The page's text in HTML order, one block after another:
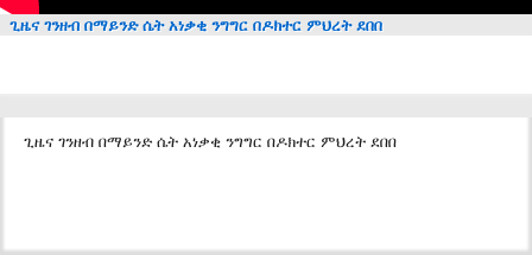
ጊዜና ገንዘብ በማይንድ ሴት አነቃቂ ንግግር በዶክተር ምህረት ደበበ
ጊዜና ገንዘብ በማይንድ ሴት አነቃቂ ንግግር በዶክተር ምህረት ደበበ